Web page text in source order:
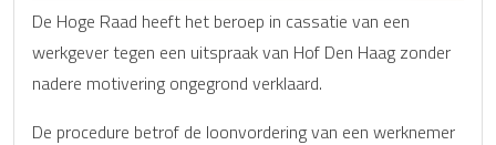
De Hoge Raad heeft het beroep in cassatie van een
werkgever tegen een uitspraak van Hof Den Haag zonder
nadere motivering ongegrond verklaard.
De procedure betrof de loonvordering van een werknemer